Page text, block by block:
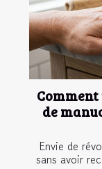
de
Envie de
sans avoir